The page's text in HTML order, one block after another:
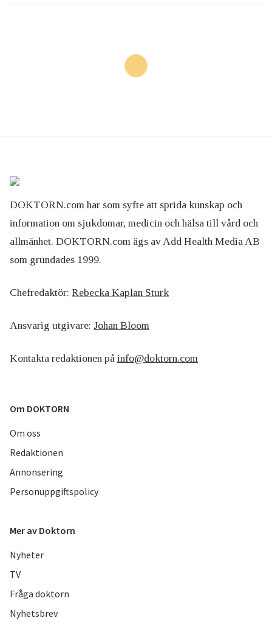
DOKTORN.com har som syfte att sprida kunskap och
information om sjukdomar, medicin och hälsa till vård och
allmänhet. DOKTORN.com ägs av Add Health Media AB
som grundades 1999.
Chefredaktör: Rebecka Kaplan Sturk
Ansvarig utgivare: Johan Bloom
Kontakta redaktionen på info@doktorn.com
Om DOKTORN
Om oss
Redaktionen
Annonsering
Personuppgiftspolicy
Mer av Doktorn
Nyheter
TV
Fråga doktorn
Nyhetsbrev